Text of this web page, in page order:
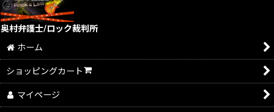
奥村弁護士/ロック裁判所
ホーム
ショッピングカート
マイページ